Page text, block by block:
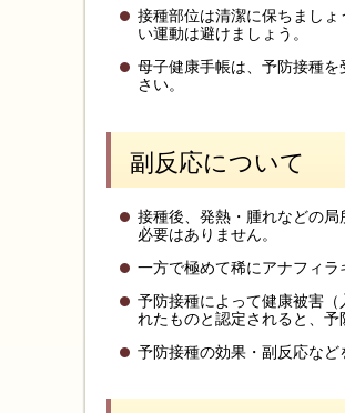
接種部位は清潔に保ちまし
い運動は避けましょう。
母子健康手帳は、予防接種
さい。
副反応について
接種後、発熱・腫れなどの
必要はありません。
一方で極めて稀にアナフィラ
予防接種によって健康被害
れたものと認定されると、予
予防接種の効果・副反応など